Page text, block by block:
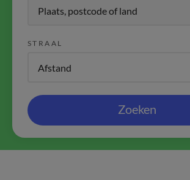
STRAAL
Zoeken